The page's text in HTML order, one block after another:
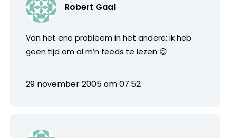
Robert Gaal
Van het ene probleem in het andere: ik heb
geen tijd om al m’n feeds te lezen 😉
29 november 2005 om 07:52